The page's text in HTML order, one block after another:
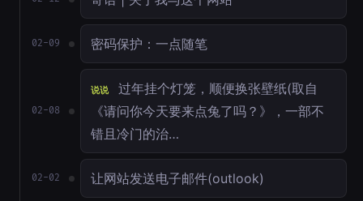
02-09 密码保护：一点随笔
02-08
说说
过年挂个灯笼，顺便换张壁纸(取自
《请问你今天要来点兔了吗？》，一部不
错且冷门的治…
02-02 让网站发送电子邮件(outlook)